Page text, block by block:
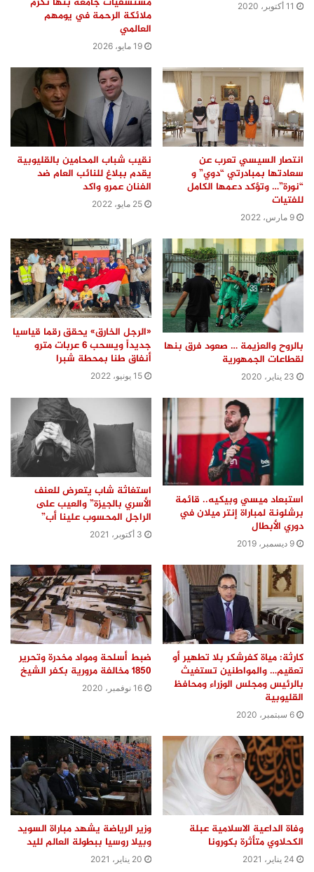
11 أكتوبر، 2020
ملائكة الرحمة في يومهم
العالمي
19 مايو، 2026
انتصار السيسي تعرب عن
سعادتها بمبادرتي “دوي” و
“نورة”… وتؤكد دعمها الكامل
للفتيات
9 مارس، 2022
نقيب شباب المحامين بالقليوبية
يقدم ببلاغ للنائب العام ضد
الفنان عمرو واكد
25 مايو، 2022
بالروح والعزيمة … صعود فرق بنها
لقطاعات الجمهورية
23 يناير، 2020
«الرجل الخارق» يحقق رقما قياسيا
جديداً ويسحب 6 عربات مترو
أنفاق طنا بمحطة شبرا
15 يونيو، 2022
استبعاد ميسي وبيكيه.. قائمة
برشلونة لمباراة إنتر ميلان في
دوري الأبطال
9 ديسمبر، 2019
استغاثة شاب يتعرض للعنف
الأسري بالجيزة” والعيب على
الراجل المحسوب علينا أب”
3 أكتوبر، 2021
كارثة: مياة كفرشكر بلا تطهير أو
تعقيم… والمواطنين تستغيث
بالرئيس ومجلس الوزراء ومحافظ
القليوبية
6 سبتمبر، 2020
ضبط أسلحة ومواد مخدرة وتحرير
1850 مخالفة مرورية بكفر الشيخ
16 نوفمبر، 2020
وفاة الداعية الاسلامية عبلة
الكحلاوي متأثرة بكورونا
24 يناير، 2021
وزير الرياضة يشهد مباراة السويد
وبيلا روسيا ببطولة العالم لليد
20 يناير، 2021